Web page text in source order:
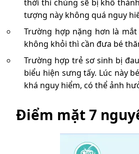
thời thì chúng sẽ bị khô
tượng này không quá nguy
Trường hợp nặng hơn là
không khỏi thì cần đưa bé
Trường hợp trẻ sơ sinh bị
biểu hiện sưng tấy. Lúc này
khá nguy hiểm, có thể ảnh
Điểm mặt 7